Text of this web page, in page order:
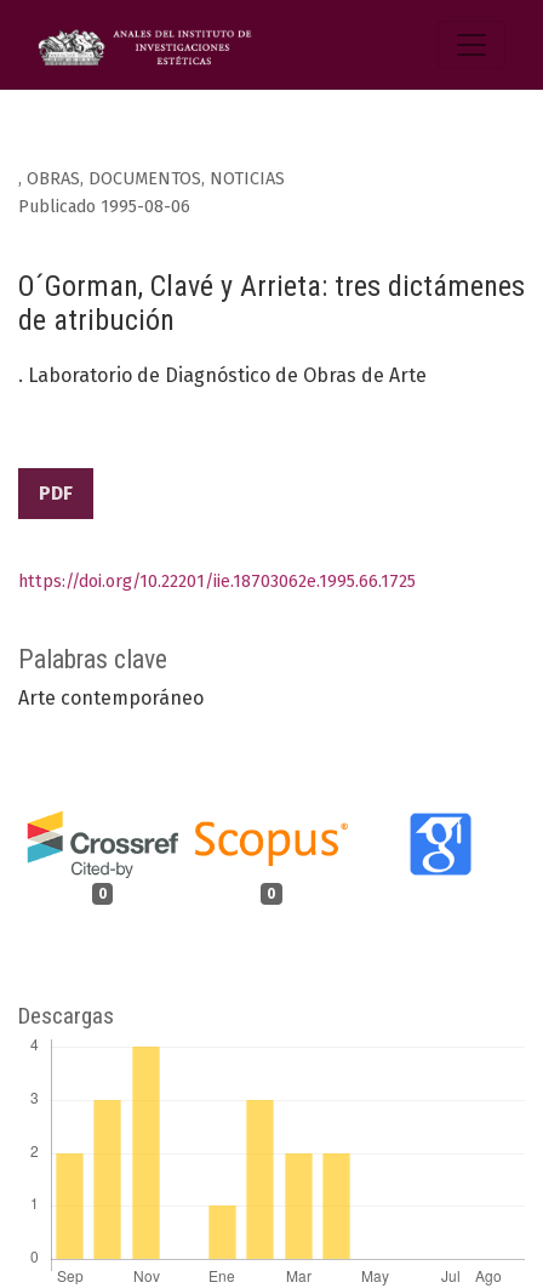
, OBRAS, DOCUMENTOS, NOTICIAS
O´Gorman, Clavé y Arrieta: tres dictámenes
de atribución
Publicado 1995-08-06
. Laboratorio de Diagnóstico de Obras de Arte
PDF
Palabras clave
Arte contemporáneo
0 0
https://doi.org/10.22201/iie.18703062e.1995.66.1725
Descargas